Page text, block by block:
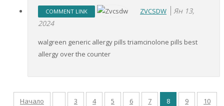
COMMENT LINK ZVCSDW
Ян 13,
2024
walgreen generic allergy pills triamcinolone pills best
allergy over the counter
Начало 3 4 5 6 7 8 9 10